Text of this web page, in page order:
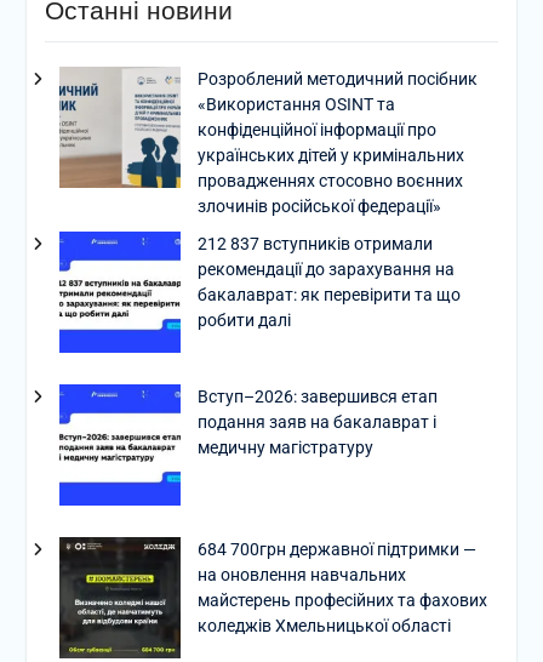
Останні новини
Розроблений методичний посібник
«Використання OSINT та
конфіденційної інформації про
українських дітей у кримінальних
провадженнях стосовно воєнних
злочинів російської федерації»
212 837 вступників отримали
рекомендації до зарахування на
бакалаврат: як перевірити та що
робити далі
Вступ–2026: завершився етап
подання заяв на бакалаврат і
медичну магістратуру
684 700грн державної підтримки —
на оновлення навчальних
майстерень професійних та фахових
коледжів Хмельницької області